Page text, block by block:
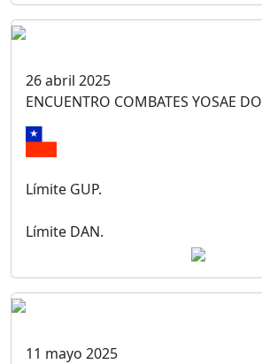
26 abril 2025
ENCUENTRO COMBATES YOSAE DO
Límite GUP.
Límite DAN.
11 mayo 2025